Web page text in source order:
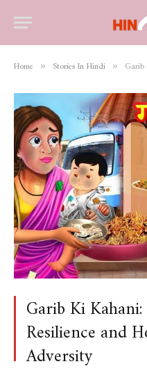
Home » Stories In Hindi » Garib
Garib Ki
Resilience and
Adversity